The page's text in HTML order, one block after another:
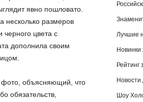
явно пошловато.
несколько размеров
цвета с
дополнила своим
объясняющий, что
обязательств,
Лучшие
Новинки
Рейтинг
Шоу